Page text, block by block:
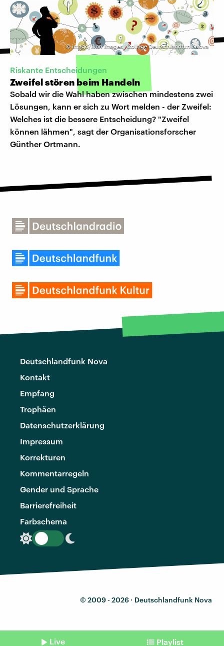
©imago/Ikon Images | Collage Deutschlandfunk Nova
Riskante Entscheidungen
Zweifel stören beim Handeln
Sobald wir die Wahl haben zwischen mindestens zwei
Lösungen, kann er sich zu Wort melden - der Zweifel:
Welches ist die bessere Entscheidung? "Zweifel
können lähmen", sagt der Organisationsforscher
Günther Ortmann.
Deutschlandfunk Nova
Kontakt
Empfang
Trophäen
Datenschutzerklärung
Impressum
Korrekturen
Kommentarregeln
Gender und Sprache
Barrierefreiheit
Farbschema
© 2009 - 2026 · Deutschlandfunk Nova
Live Playlist